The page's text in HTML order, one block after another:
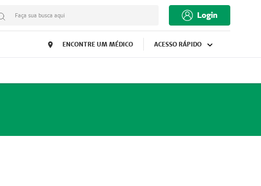
Faça sua busca aqui Login
ENCONTRE UM MÉDICO ACESSO RÁPIDO